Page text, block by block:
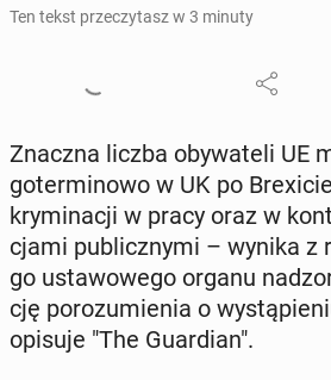
Ten tekst przeczytasz w 3 minuty
Znaczna liczba oby­wa­te­li UE
go­ter­mi­no­wo w UK po
kry­mi­na­cji w pracy oraz w
cja­mi pu­blicz­ny­mi – wynika
go usta­wo­we­go organu
cję po­ro­zu­mie­nia o
opisuje "The Gu­ar­dian".